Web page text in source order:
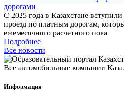
дорогами
С 2025 года в Казахстане
проезд по платным дорогам,
ежемесячного расчетного пока
Подробнее
Все новости
Все автомобильные компании
Информация